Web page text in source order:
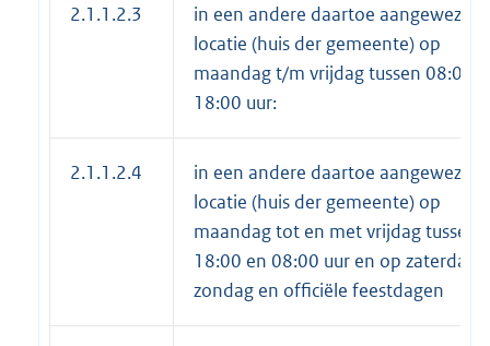
2.1.1.2.3
in een andere daartoe aangewezen
locatie (huis der gemeente) op
maandag t/m vrijdag tussen 08:00
18:00 uur:
2.1.1.2.4
in een andere daartoe aangewezen
locatie (huis der gemeente) op
maandag tot en met vrijdag tussen
18:00 en 08:00 uur en op zaterdag,
zondag en officiële feestdagen